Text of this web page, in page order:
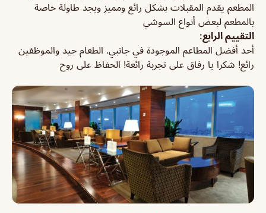
المطعم يقدم المقبلات بشكل رائع ومميز ويجد طاولة خاصة
بالمطعم لبعض أنواع السوشي
التقييم الرابع:
أحد أفضل المطاعم الموجودة في جانبي. الطعام جيد والموظفين
رائع! شكرا يا رفاق على تجربة رائعة! الحفاظ على روح